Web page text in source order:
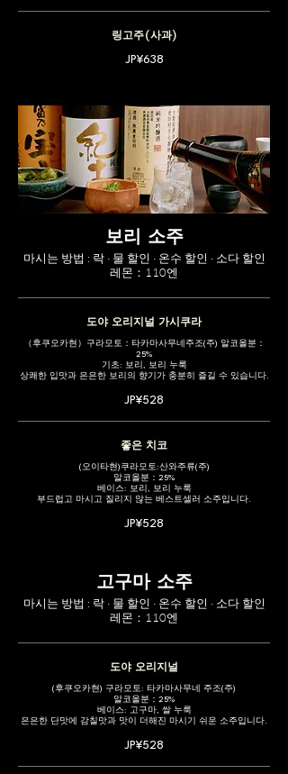
링고주(사과)
JP¥638
보리 소주
마시는 방법 : 락 · 물 할인 · 온수 할인 · 소다 할인
레몬：110엔
도야 오리지널 가시쿠라
（후쿠오카현）구라모토：타카마사무네주조(주) 알코올분：
25%
기초: 보리, 보리 누룩
상쾌한 입맛과 은은한 보리의 향기가 충분히 즐길 수 있습니다.
JP¥528
좋은 치코
(오이타현)쿠라모토:산와주류(주)
알코올분：25%
베이스: 보리, 보리 누룩
부드럽고 마시고 질리지 않는 베스트셀러 소주입니다.
JP¥528
고구마 소주
마시는 방법 : 락 · 물 할인 · 온수 할인 · 소다 할인
레몬：110엔
도야 오리지널
(후쿠오카현) 구라모토: 타카마사무네 주조(주)
알코올분：25%
베이스: 고구마, 쌀 누룩
은은한 단맛에 감칠맛과 맛이 더해진 마시기 쉬운 소주입니다.
JP¥528